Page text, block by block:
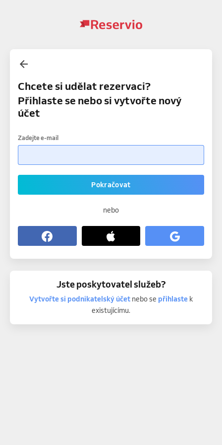
Chcete si udělat rezervaci?
Přihlaste se nebo si vytvořte nový
účet
Zadejte e-mail
Pokračovat
nebo
Jste poskytovatel služeb?
Vytvořte si podnikatelský účetnebo se přihlastek
existujícímu.